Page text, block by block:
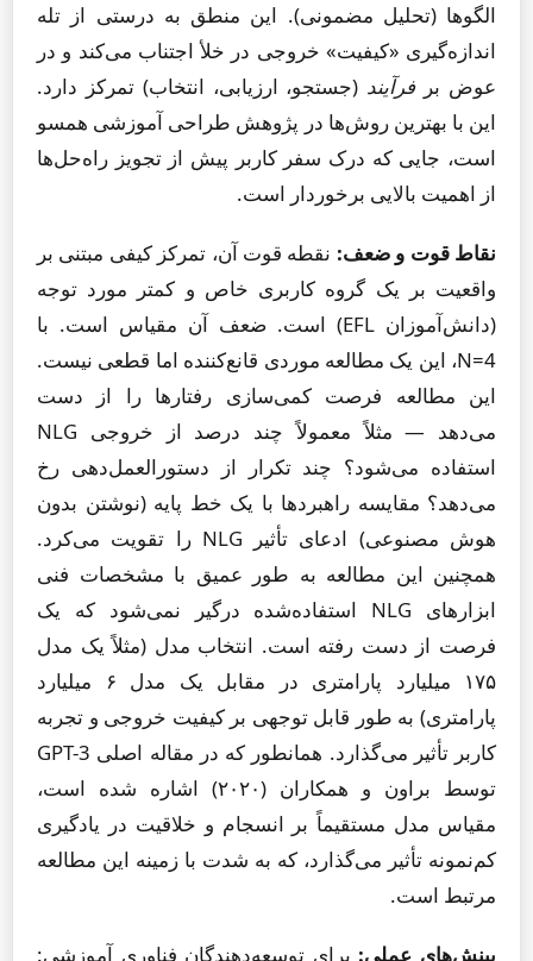
الگوها (تحلیل مضمونی). این منطق به درستی از تله
اندازه‌گیری «کیفیت» خروجی در خلأ اجتناب می‌کند و در
عوض برفرآیند (جستجو، ارزیابی، انتخاب) تمرکز دارد.
این با بهترین روش‌ها در پژوهش طراحی آموزشی همسو
است، جایی که درک سفر کاربر پیش از تجویز راه‌حل‌ها
از اهمیت بالایی برخوردار است.
نقاط قوت و ضعف: نقطه قوت آن، تمرکز کیفی مبتنی بر
واقعیت بر یک گروه کاربری خاص و کمتر مورد توجه
(دانش‌آموزان EFL) است. ضعف آن مقیاس است. با
N=4، این یک مطالعه موردی قانع‌کننده اما قطعی نیست.
این مطالعه فرصت کمی‌سازی رفتارها را از دست
می‌دهد — مثلاً معمولاً چند درصد از خروجی NLG
استفاده می‌شود؟ چند تکرار از دستورالعمل‌دهی رخ
می‌دهد؟ مقایسه راهبردها با یک خط پایه (نوشتن بدون
هوش مصنوعی) ادعای تأثیر NLG را تقویت می‌کرد.
همچنین این مطالعه به طور عمیق با مشخصات فنی
ابزارهای NLG استفاده‌شده درگیر نمی‌شود که یک
فرصت از دست رفته است. انتخاب مدل (مثلاً یک مدل
۱۷۵ میلیارد پارامتری در مقابل یک مدل ۶ میلیارد
پارامتری) به طور قابل توجهی بر کیفیت خروجی و تجربه
کاربر تأثیر می‌گذارد. همانطور که در مقاله اصلی GPT-3
توسط براون و همکاران (۲۰۲۰) اشاره شده است،
مقیاس مدل مستقیماً بر انسجام و خلاقیت در یادگیری
کم‌نمونه تأثیر می‌گذارد، که به شدت با زمینه این مطالعه
مرتبط است.
بینش‌های عملی: برای توسعه‌دهندگان فناوری آموزشی: